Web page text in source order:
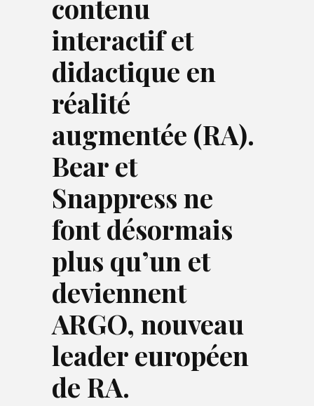
contenu
interactif et
didactique en
réalité
augmentée (RA).
Bear et
Snappress ne
font désormais
plus qu’un et
deviennent
ARGO, nouveau
leader européen
de RA.